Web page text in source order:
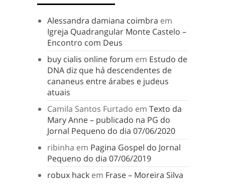
Alessandra damiana coimbra em
Igreja Quadrangular Monte Castelo –
Encontro com Deus
buy cialis online forum em Estudo de
DNA diz que há descendentes de
cananeus entre árabes e judeus
atuais
Camila Santos Furtado em Texto da
Mary Anne – publicado na PG do
Jornal Pequeno do dia 07/06/2020
ribinha em Pagina Gospel do Jornal
Pequeno do dia 07/06/2019
robux hack em Frase – Moreira Silva